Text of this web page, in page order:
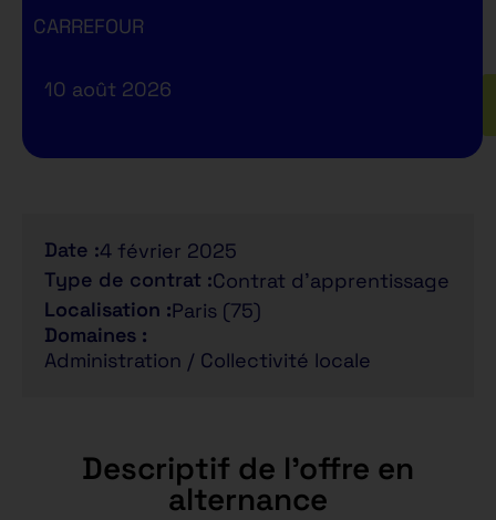
CARREFOUR
10 août 2026
Date :4 février 2025
Type de contrat :Contrat d'apprentissage
Localisation :Paris (75)
Domaines :
Administration / Collectivité locale
Descriptif de l'offre en
alternance